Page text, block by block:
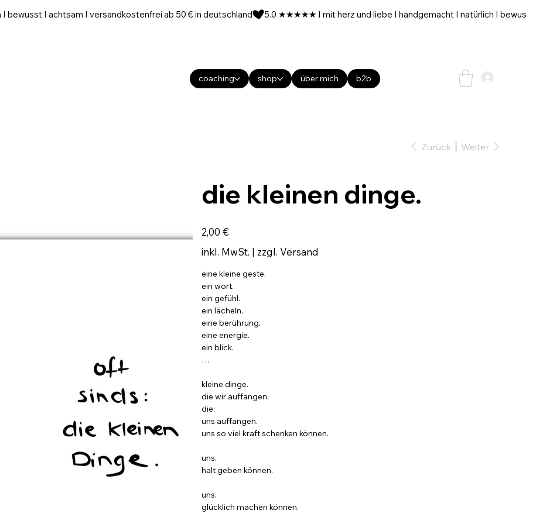
I achtsam I versandkostenfrei ab 50 € in deutschland
coaching shop über:mich b2b
Zurück Weiter
die kleinen dinge.
Preis
2,00 €
inkl. MwSt. | zzgl. Versand
eine kleine geste.
ein wort.
ein gefühl.
ein lächeln.
eine berührung.
eine energie.
ein blick.
…
kleine dinge.
die wir auffangen.
die:
uns auffangen.
uns so viel kraft schenken können.
uns.
halt geben können.
uns.
glücklich machen können.